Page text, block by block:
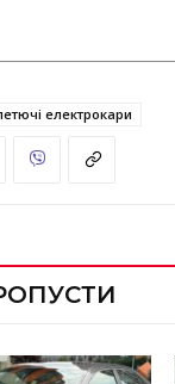
електрокари